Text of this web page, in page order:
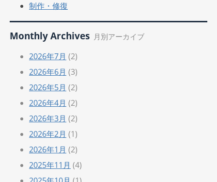
制作・修復
Monthly Archives 月別アーカイブ
2026年7月 (2)
2026年6月 (3)
2026年5月 (2)
2026年4月 (2)
2026年3月 (2)
2026年2月 (1)
2026年1月 (2)
2025年11月 (4)